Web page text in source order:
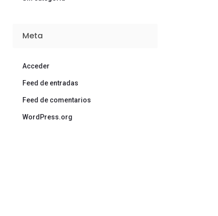
Meta
Acceder
Feed de entradas
Feed de comentarios
WordPress.org